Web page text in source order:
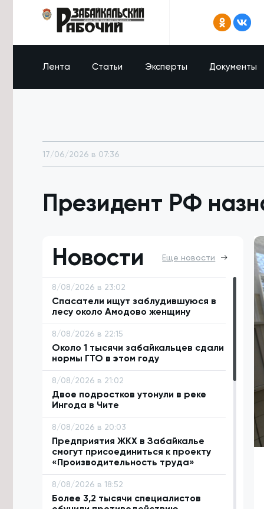
Лента Статьи Эксперты Документы
17/06/2026 в 07:36
Президент РФ
Новости
Еще новости
8/08/2026 в 23:02
Спасатели ищут заблудившуюся в
лесу около Амодово женщину
8/08/2026 в 22:15
Около 1 тысячи забайкальцев сдали
нормы ГТО в этом году
8/08/2026 в 21:02
Двое подростков утонули в реке
Ингода в Чите
8/08/2026 в 20:03
Предприятия ЖКХ в Забайкалье
смогут присоединиться к проекту
«Производительность труда»
8/08/2026 в 18:52
Более 3,2 тысячи специалистов